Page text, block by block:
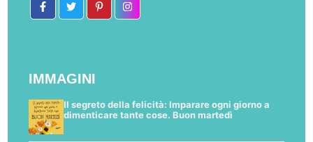
IMMAGINI
Il segreto della felicità: Imparare ogni giorno a
dimenticare tante cose. Buon martedì